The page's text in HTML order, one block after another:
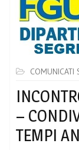
COMUNICATI
–
TEMPI